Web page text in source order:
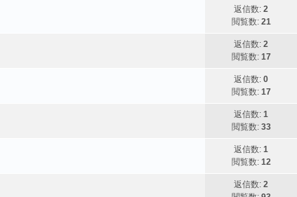
返信数:2
閲覧数: 21
返信数:2
閲覧数: 17
返信数:0
閲覧数: 17
返信数:1
閲覧数: 33
返信数:1
閲覧数: 12
返信数:2